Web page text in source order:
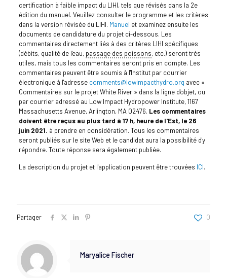
certification à faible impact du LIHI, tels que révisés dans la 2e
édition du manuel. Veuillez consulter le programme et les critères
dans la version révisée du LIHI. Manuel et examinez ensuite les
documents de candidature du projet ci-dessous. Les
commentaires directement liés à des critères LIHI spécifiques
(débits, qualité de l'eau, passage des poissons, etc.) seront très
utiles, mais tous les commentaires seront pris en compte. Les
commentaires peuvent être soumis à l'Institut par courrier
électronique à l'adresse comments@lowimpacthydro.org avec «
Commentaires sur le projet White River » dans la ligne d'objet, ou
par courrier adressé au Low Impact Hydropower Institute, 1167
Massachusetts Avenue, Arlington, MA 02476. Les commentaires
doivent être reçus au plus tard à 17 h, heure de l'Est, le 26
juin 2021. à prendre en considération. Tous les commentaires
seront publiés sur le site Web et le candidat aura la possibilité d'y
répondre. Toute réponse sera également publiée.
La description du projet et l'application peuvent être trouvées ICI.
Partager 0
Maryalice Fischer